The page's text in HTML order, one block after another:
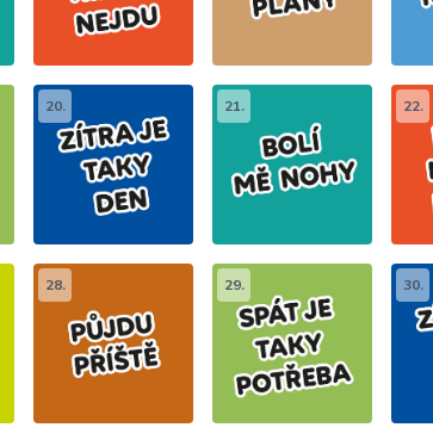
20. 21. 22.
28. 29. 30.